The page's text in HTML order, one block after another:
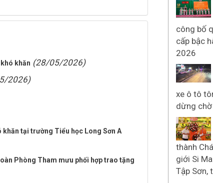
khăn (28/05/2026)
2026)
tại trường Tiểu học Long Sơn A
Phòng Tham mưu phối hợp trao tặng
công bố
cấp bậc
2026
xe ô tô
dừng
thành
giới Si
Tập Sơn,